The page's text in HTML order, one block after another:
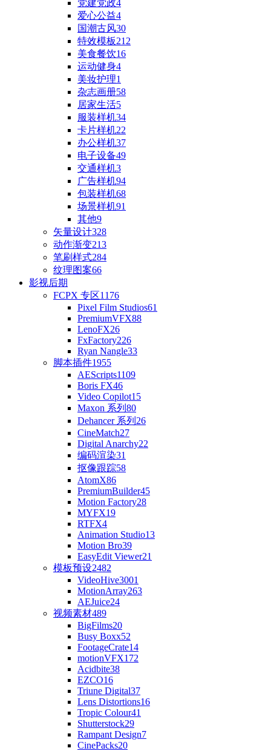
党建党政4
爱心公益4
国潮古风30
特效模板212
美食餐饮16
运动健身4
美妆护理1
杂志画册58
居家生活5
服装样机34
卡片样机22
办公样机37
电子设备49
交通样机3
广告样机94
包装样机68
场景样机91
其他9
矢量设计328
动作渐变213
笔刷样式284
纹理图案66
影视后期
FCPX 专区1176
Pixel Film Studios61
PremiumVFX88
LenoFX26
FxFactory226
Ryan Nangle33
脚本插件1955
AEScripts1109
Boris FX46
Video Copilot15
Maxon 系列 80
Dehancer 系列 26
CineMatch27
Digital Anarchy22
编码渲染31
抠像跟踪58
AtomX86
PremiumBuilder45
Motion Factory28
MYFX19
RTFX4
Animation Studio13
Motion Bro39
EasyEdit Viewer21
模板预设2482
VideoHive3001
MotionArray263
AEJuice24
视频素材489
BigFilms20
Busy Boxx52
FootageCrate14
motionVFX172
Acidbite38
EZCO16
Triune Digital37
Lens Distortions16
Tropic Colour41
Shutterstock29
Rampant Design7
CinePacks20